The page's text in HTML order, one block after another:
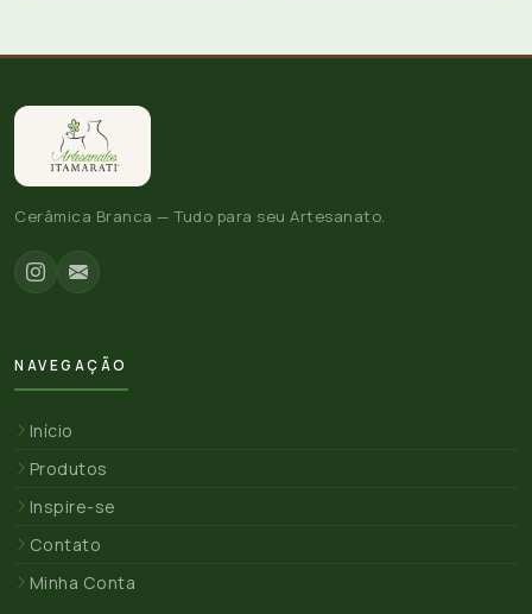
Cerâmica Branca — Tudo para seu Artesanato.
NAVEGAÇÃO
Início
Produtos
Inspire-se
Contato
Minha Conta